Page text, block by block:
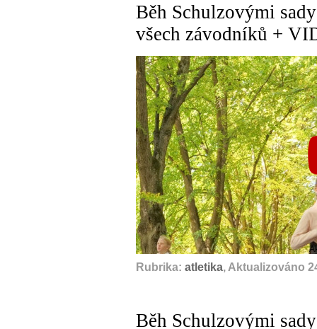
Běh Schulzovými
všech závodníků +
Rubrika: atletika, Aktualizováno
Běh Schulzovými